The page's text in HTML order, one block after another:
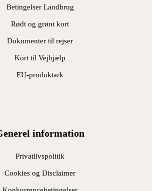
Betingelser Landbrug
Rødt og grønt kort
Dokumenter til rejser
Kort til Vejhjælp
EU-produktark
information
Privatlivspolitik
Cookies og Disclaimer